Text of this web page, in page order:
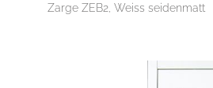
Zarge ZEB2, Weiss seidenmatt